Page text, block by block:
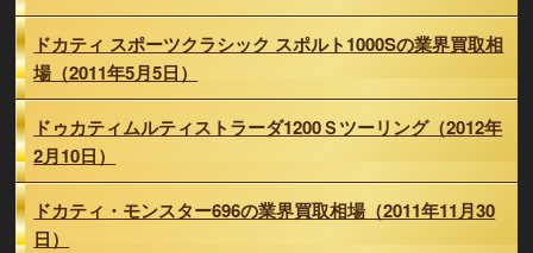
ドカティ スポーツクラシック スポルト1000Sの業界買取相
場（2011年5月5日）
ドゥカティムルティストラーダ1200Ｓツーリング（2012年
2月10日）
ドカティ・モンスター696の業界買取相場（2011年11月30
日）